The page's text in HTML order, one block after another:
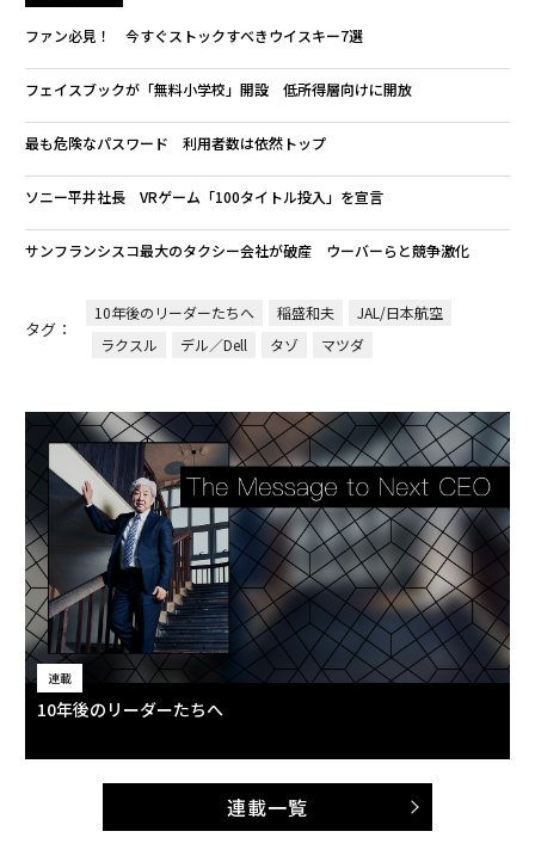
ファン必見！ 今すぐストックすべきウイスキー7選
フェイスブックが「無料小学校」開設 低所得層向けに開放
最も危険なパスワード 利用者数は依然トップ
ソニー平井社長 VRゲーム「100タイトル投入」を宣言
サンフランシスコ最大のタクシー会社が破産 ウーバーらと競争激化
タグ：
10年後のリーダーたちへ 稲盛和夫
JAL/日本航空
ラクスル
デル／Dell タゾ マツダ
連載
10年後のリーダーたちへ
連載一覧